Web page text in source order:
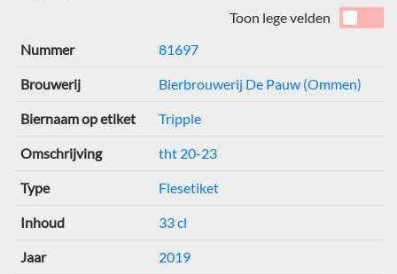
Toon lege velden
Nummer
81697
Brouwerij Bierbrouwerij De Pauw (Ommen)
Biernaam op etiket Tripple
Omschrijving tht 20-23
Type Flesetiket
Inhoud 33 cl
Jaar 2019